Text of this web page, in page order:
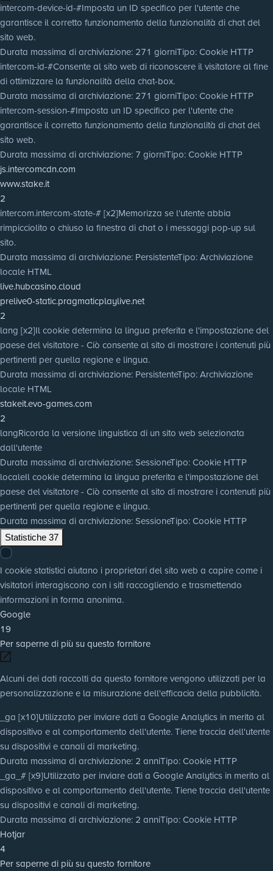
intercom-device-id-#Imposta un ID specifico per l'utente che
garantisce il corretto funzionamento della funzionalità di chat del
sito web.
Durata massima di archiviazione: 271 giorniTipo: Cookie HTTP
intercom-id-#Consente al sito web di riconoscere il visitatore al fine
di ottimizzare la funzionalità della chat-box.
Durata massima di archiviazione: 271 giorniTipo: Cookie HTTP
intercom-session-#Imposta un ID specifico per l'utente che
garantisce il corretto funzionamento della funzionalità di chat del
sito web.
Durata massima di archiviazione: 7 giorniTipo: Cookie HTTP
js.intercomcdn.com
www.stake.it
2
intercom.intercom-state-# [x2]Memorizza se l'utente abbia
rimpicciolito o chiuso la finestra di chat o i messaggi pop-up sul
sito.
Durata massima di archiviazione: PersistenteTipo: Archiviazione
locale HTML
live.hubcasino.cloud
prelive0-static.pragmaticplaylive.net
2
lang [x2]Il cookie determina la lingua preferita e l'impostazione del
paese del visitatore - Ciò consente al sito di mostrare i contenuti più
pertinenti per quella regione e lingua.
Durata massima di archiviazione: PersistenteTipo: Archiviazione
locale HTML
stakeit.evo-games.com
2
langRicorda la versione linguistica di un sito web selezionata
dall'utente
Durata massima di archiviazione: SessioneTipo: Cookie HTTP
localeIl cookie determina la lingua preferita e l'impostazione del
paese del visitatore - Ciò consente al sito di mostrare i contenuti più
pertinenti per quella regione e lingua.
Durata massima di archiviazione: SessioneTipo: Cookie HTTP
Statistiche 37
I cookie statistici aiutano i proprietari del sito web a capire come i
visitatori interagiscono con i siti raccogliendo e trasmettendo
informazioni in forma anonima.
Google
19
Per saperne di più su questo fornitore
Alcuni dei dati raccolti da questo fornitore vengono utilizzati per la
personalizzazione e la misurazione dell'efficacia della pubblicità.
_ga [x10]Utilizzato per inviare dati a Google Analytics in merito al
dispositivo e al comportamento dell'utente. Tiene traccia dell'utente
su dispositivi e canali di marketing.
Durata massima di archiviazione: 2 anniTipo: Cookie HTTP
_ga_# [x9]Utilizzato per inviare dati a Google Analytics in merito al
dispositivo e al comportamento dell'utente. Tiene traccia dell'utente
su dispositivi e canali di marketing.
Durata massima di archiviazione: 2 anniTipo: Cookie HTTP
Hotjar
4
Per saperne di più su questo fornitore